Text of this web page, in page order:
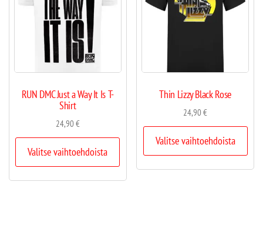
RUN DMC Just a Way It Is T-
Shirt
24,90€
Valitse vaihtoehdoista
Thin Lizzy Black Rose
24,90€
Valitse vaihtoehdoista